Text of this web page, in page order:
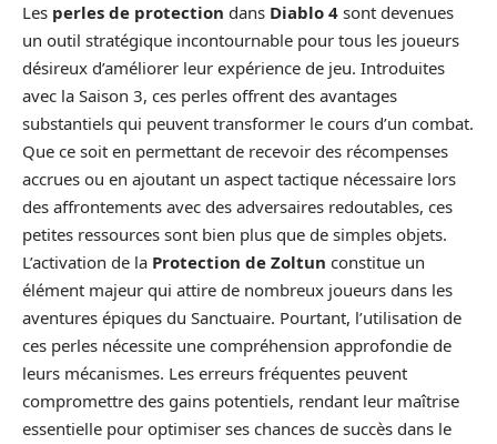
Les perles de protection dans Diablo 4 sont devenues
un outil stratégique incontournable pour tous les joueurs
désireux d’améliorer leur expérience de jeu. Introduites
avec la Saison 3, ces perles offrent des avantages
substantiels qui peuvent transformer le cours d’un combat.
Que ce soit en permettant de recevoir des récompenses
accrues ou en ajoutant un aspect tactique nécessaire lors
des affrontements avec des adversaires redoutables, ces
petites ressources sont bien plus que de simples objets.
L’activation de la Protection de Zoltun constitue un
élément majeur qui attire de nombreux joueurs dans les
aventures épiques du Sanctuaire. Pourtant, l’utilisation de
ces perles nécessite une compréhension approfondie de
leurs mécanismes. Les erreurs fréquentes peuvent
compromettre des gains potentiels, rendant leur maîtrise
essentielle pour optimiser ses chances de succès dans le